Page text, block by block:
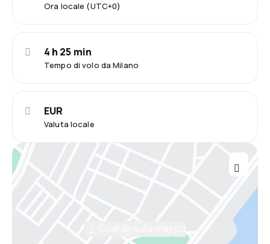
Ora locale (UTC+0)
Tempo di volo da Milano
4 h 25 min
Valuta locale
EUR